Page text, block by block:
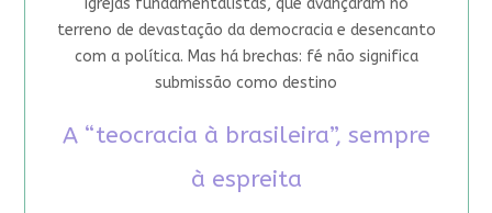
igrejas fundamentalistas, que avançaram no
terreno de devastação da democracia e desencanto
com a política. Mas há brechas: fé não significa
submissão como destino
A “teocracia à brasileira”, sempre
à espreita